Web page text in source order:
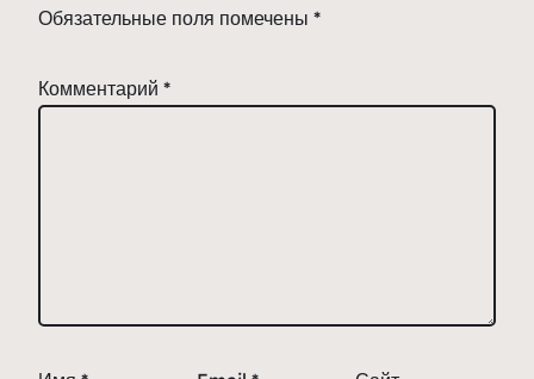
Обязательные поля помечены *
Комментарий *